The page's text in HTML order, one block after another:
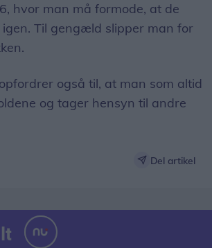
hvor man må formode, at de
igen. Til gengæld slipper man for
også til, at man som altid
og tager hensyn til andre
Del artikel